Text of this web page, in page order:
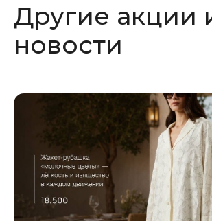
окне окне
Другие акции
новости